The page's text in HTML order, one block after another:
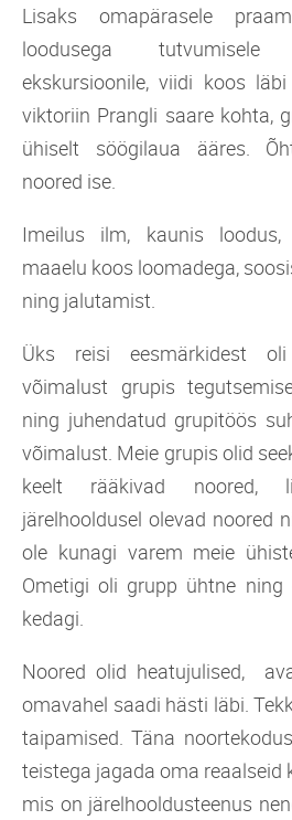
Lisaks omapärasele
loodusega
ekskursioonile, viidi koos
viktoriin Prangli saare kohta,
ühiselt söögilaua ääres.
noored ise.
Imeilus ilm, kaunis
maaelu koos loomadega,
ning jalutamist.
Üks reisi eesmärkidest
võimalust grupis
ning juhendatud grupitöös
võimalust. Meie grupis olid
keelt rääkivad noored,
järelhooldusel olevad noored
ole kunagi varem meie
Ometigi oli grupp ühtne ning
kedagi.
Noored olid heatujulised,
omavahel saadi hästi läbi.
taipamised. Täna
teistega jagada oma reaalseid
mis on järelhooldusteenus